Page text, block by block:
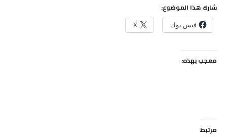
شارك هذا الموضوع:
فيس بوك X
معجب بهذه:
مرتبط